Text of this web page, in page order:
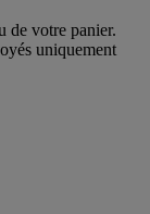
de votre panier.
uniquement